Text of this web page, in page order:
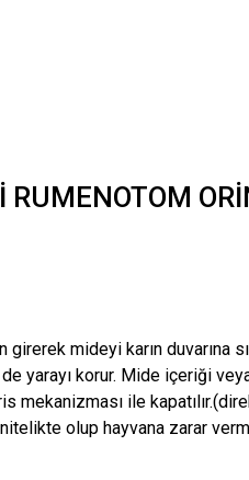
RUMENOTOM
mideyi karın duvarına
yarayı korur. Mide içeriği
ile
olup hayvana zarar